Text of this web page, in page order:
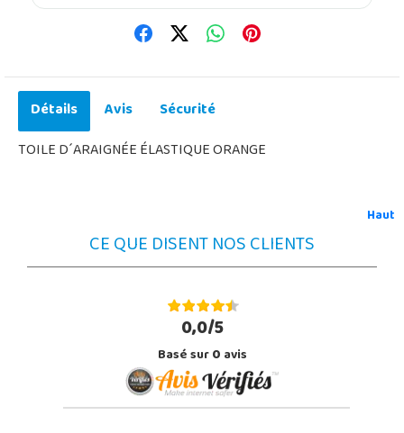
Détails Avis
Sécurité
TOILE D´ARAIGNÉE ÉLASTIQUE ORANGE
Haut
CE QUE DISENT NOS CLIENTS
0,0/5
Basé sur0avis